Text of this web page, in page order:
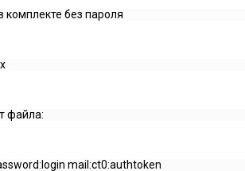
комплекте без пароля
файла:
mail:ct0:authtoken